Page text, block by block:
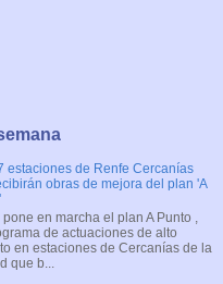
estaciones de Renfe Cercanías
obras de mejora del plan 'A
en marcha el plan A Punto ,
de actuaciones de alto
en estaciones de Cercanías de la
que b...